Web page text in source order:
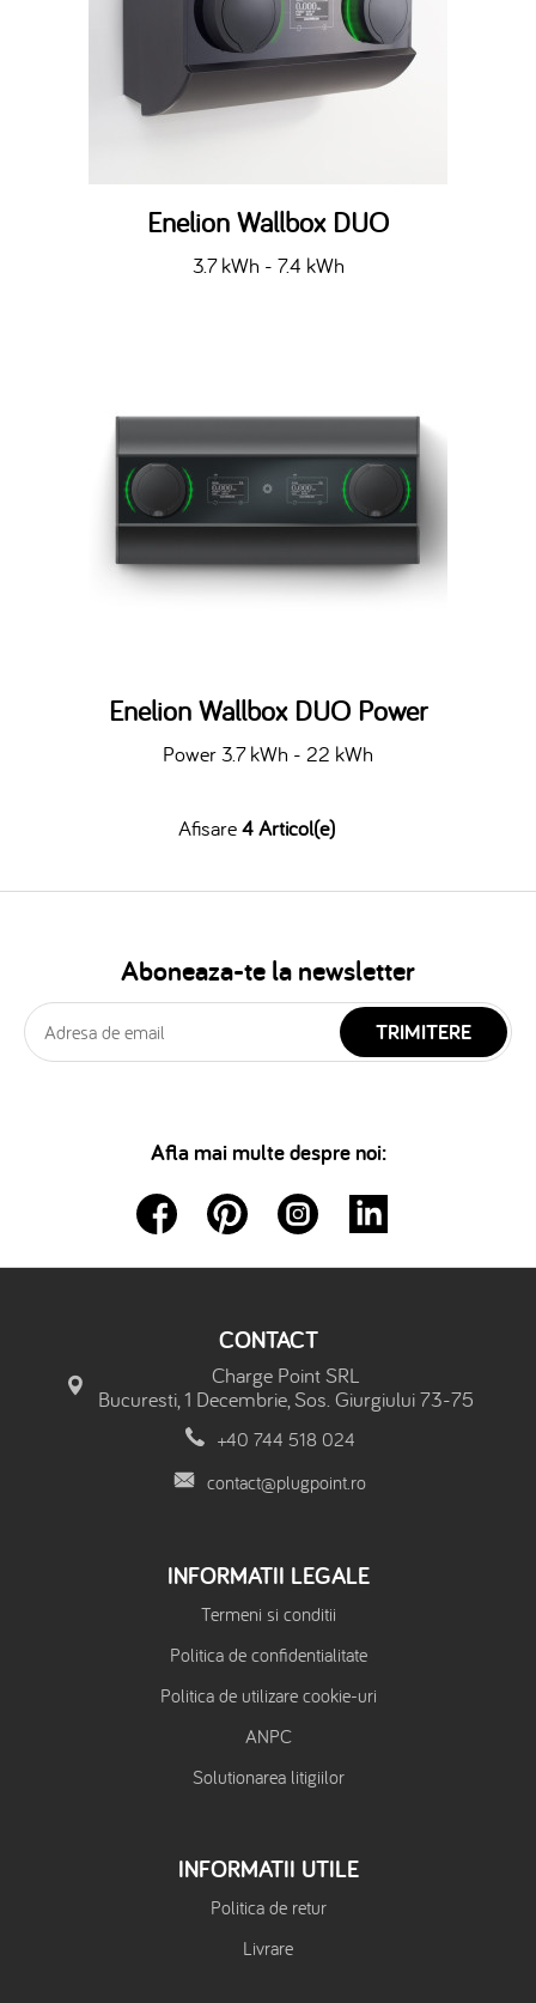
Enelion Wallbox DUO
3.7 kWh - 7.4 kWh
Enelion Wallbox DUO Power
Power 3.7 kWh - 22 kWh
Afisare4 Articol(e)
Aboneaza-te la newsletter
TRIMITERE
Afla mai multe despre noi:
CONTACT
Charge Point SRL
Bucuresti, 1 Decembrie, Sos. Giurgiului 73-75
+40 744 518 024
contact@plugpoint.ro
INFORMATII LEGALE
Termeni si conditii
Politica de confidentialitate
Politica de utilizare cookie-uri
ANPC
Solutionarea litigiilor
INFORMATII UTILE
Politica de retur
Livrare